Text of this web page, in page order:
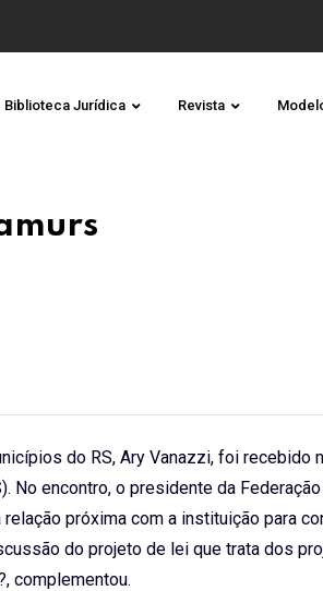
Biblioteca Jurídica Revista
do RS, Ary Vanazzi, foi recebido
No encontro, o presidente da
próxima com a instituição para
do projeto de lei que trata dos
complementou.